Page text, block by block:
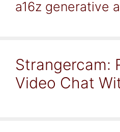
a16z generative
Strangercam:
Video Chat